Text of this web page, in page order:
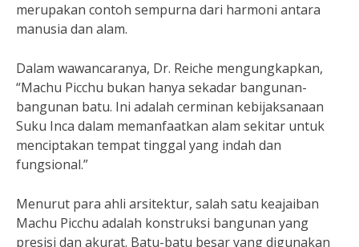
merupakan contoh sempurna dari harmoni antara
manusia dan alam.
Dalam wawancaranya, Dr. Reiche mengungkapkan,
“Machu Picchu bukan hanya sekadar bangunan-
bangunan batu. Ini adalah cerminan kebijaksanaan
Suku Inca dalam memanfaatkan alam sekitar untuk
menciptakan tempat tinggal yang indah dan
fungsional.”
Menurut para ahli arsitektur, salah satu keajaiban
Machu Picchu adalah konstruksi bangunan yang
presisi dan akurat. Batu-batu besar yang digunakan